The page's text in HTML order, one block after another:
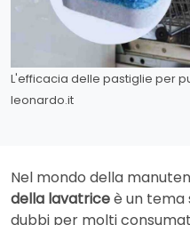
L'efficacia delle pastiglie per
leonardo.it
Nel mondo della
della lavatriceè un
dubbi per molti